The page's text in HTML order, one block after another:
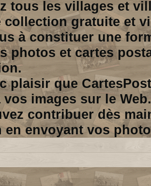
tous les villages et
collection gratuite et
à constituer une
photos et cartes
plaisir que
vos images sur le Web.
contribuer dès
en envoyant vos